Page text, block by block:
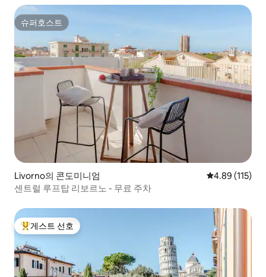
슈퍼호스트
슈퍼호스트
Livorno의 콘도미니엄 평점 4.89점(5
4.89 (115)
센트럴 루프탑 리보르노 - 무료 주차
상위 게스트 선호
게스트 선호